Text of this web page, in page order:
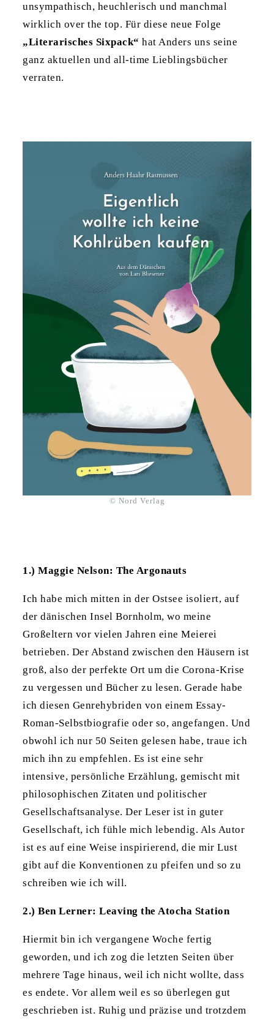
unsympathisch, heuchlerisch und manchmal
wirklich over the top. Für diese neue Folge
„Literarisches Sixpack“ hat Anders uns seine
ganz aktuellen und all-time Lieblingsbücher
verraten.
© Nord Verlag
1.) Maggie Nelson: The Argonauts
Ich habe mich mitten in der Ostsee isoliert, auf
der dänischen Insel Bornholm, wo meine
Großeltern vor vielen Jahren eine Meierei
betrieben. Der Abstand zwischen den Häusern ist
groß, also der perfekte Ort um die Corona-Krise
zu vergessen und Bücher zu lesen. Gerade habe
ich diesen Genrehybriden von einem Essay-
Roman-Selbstbiografie oder so, angefangen. Und
obwohl ich nur 50 Seiten gelesen habe, traue ich
mich ihn zu empfehlen. Es ist eine sehr
intensive, persönliche Erzählung, gemischt mit
philosophischen Zitaten und politischer
Gesellschaftsanalyse. Der Leser ist in guter
Gesellschaft, ich fühle mich lebendig. Als Autor
ist es auf eine Weise inspirierend, die mir Lust
gibt auf die Konventionen zu pfeifen und so zu
schreiben wie ich will.
2.) Ben Lerner: Leaving the Atocha Station
Hiermit bin ich vergangene Woche fertig
geworden, und ich zog die letzten Seiten über
mehrere Tage hinaus, weil ich nicht wollte, dass
es endete. Vor allem weil es so überlegen gut
geschrieben ist. Ruhig und präzise und trotzdem